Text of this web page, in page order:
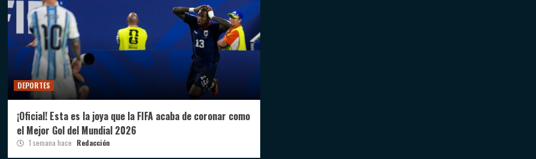
DEPORTES
¡Oficial! Esta es la joya que la FIFA acaba de coronar como
el Mejor Gol del Mundial 2026
1 semana hace Redacción